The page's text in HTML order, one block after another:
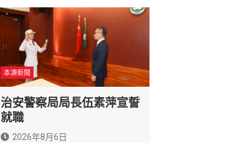
本澳新聞
治安警察局局長伍素萍宣誓
就職
2026年8月6日